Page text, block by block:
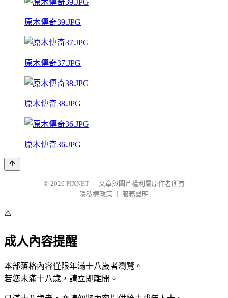
原木傳奇39.JPG
原木傳奇37.JPG
原木傳奇38.JPG
原木傳奇36.JPG
© 2026 PIXNET
文章與圖片權利屬原作者所有
隱私權政策
服務聲明
⚠️
成人內容提醒
本部落格內容僅限年滿十八歲者瀏覽。
若您未滿十八歲，請立即離開。